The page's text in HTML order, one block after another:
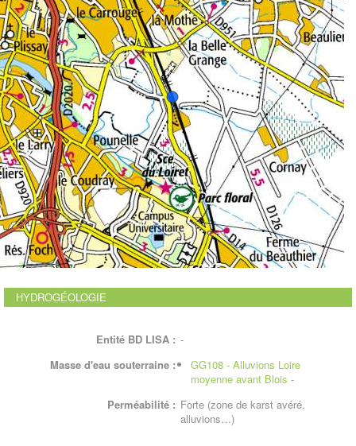
HYDROGÉOLOGIE
Entité BD LISA : -
Masse d'eau souterraine :
GG108 - Alluvions Loire
moyenne avant Blois -
Perméabilité : Forte (zone de karst avéré,
alluvions…)